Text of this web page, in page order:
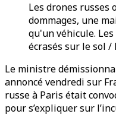
Les drones russes
dommages, une
qu'un véhicule.
écrasés sur le sol /
Le ministre
annoncé vendredi sur
russe à Paris était
pour s’expliquer sur